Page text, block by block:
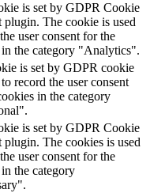
is set by GDPR Cookie
plugin. The cookie is used
user consent for the
the category "Analytics".
is set by GDPR cookie
record the user consent
in the category
is set by GDPR Cookie
plugin. The cookies is used
user consent for the
the category